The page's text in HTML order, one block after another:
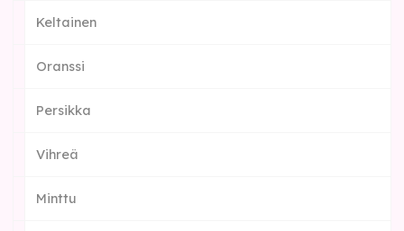
Keltainen
Oranssi
Persikka
Vihreä
Minttu